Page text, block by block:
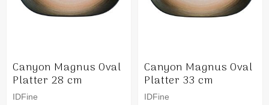
Canyon Magnus Oval
Platter 28 cm
IDFine
Canyon Magnus Oval
Platter 33 cm
IDFine